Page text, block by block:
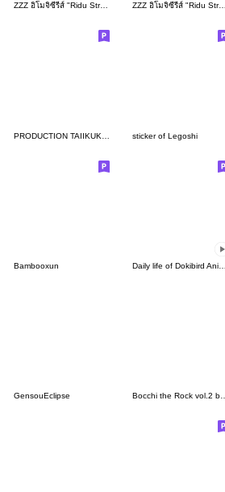
ZZZ อิโมจิซีรีส์ "Ridu Stroll" เซ็ตที่ 2 ZZZ อิโมจิซีรีส์ "Ridu Stroll" เซ็ตที่ 5
sticker of Legoshi
Bambooxun
GensouEclipse Bocchi the Rock